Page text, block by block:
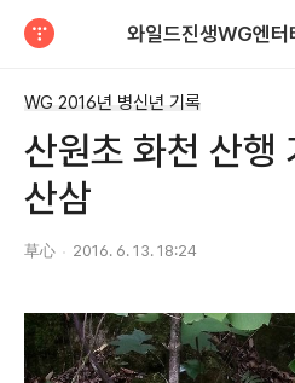
WG 2016년 병신년 기록
산원초 화천 산행
산삼
草心 2016. 6. 13. 18:24